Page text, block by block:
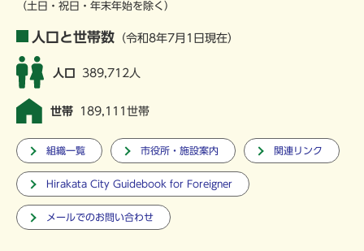
（土日・祝日・年末年始を除く）
人口と世帯数 （令和8年7月1日現在）
人口 389,712人
世帯 189,111世帯
組織一覧 市役所・施設案内 関連リンク
Hirakata City Guidebook for Foreigner
メールでのお問い合わせ